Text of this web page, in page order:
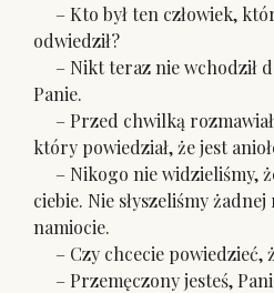
– Kto był ten człowiek,
odwiedził?
– Nikt teraz nie wchodził
Panie.
– Przed chwilką
który powiedział, że jest
– Nikogo nie widzieliśmy,
ciebie. Nie słyszeliśmy
namiocie.
– Czy chcecie powiedzieć,
– Przemęczony jesteś,